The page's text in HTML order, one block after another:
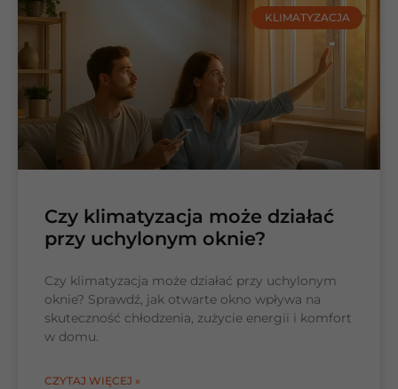
KLIMATYZACJA
Czy klimatyzacja może działać
przy uchylonym oknie?
Czy klimatyzacja może działać przy uchylonym
oknie? Sprawdź, jak otwarte okno wpływa na
skuteczność chłodzenia, zużycie energii i komfort
w domu.
CZYTAJ WIĘCEJ »